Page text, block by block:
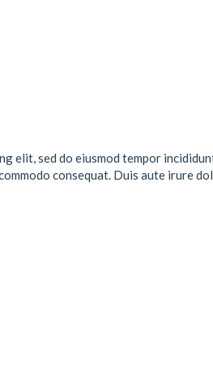
elit, sed do eiusmod tempor
consequat. Duis aute irure